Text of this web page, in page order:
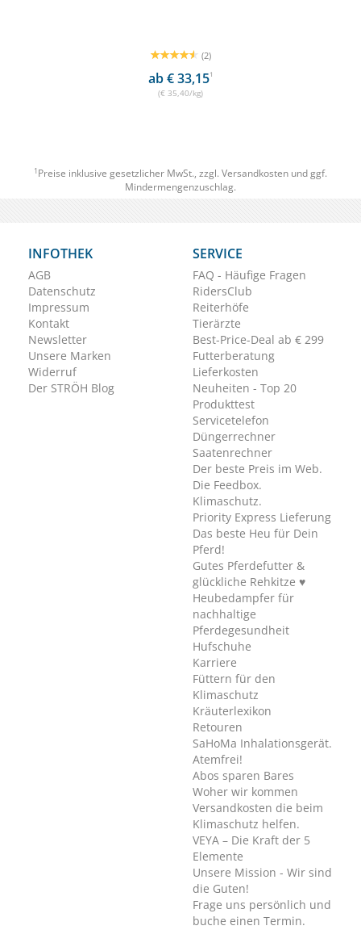
(2)
ab € 33,151
(€ 35,40/kg)
1 Preise inklusive gesetzlicher MwSt., zzgl. Versandkosten und ggf.
Mindermengenzuschlag.
INFOTHEK
AGB
Datenschutz
Impressum
Kontakt
Newsletter
Unsere Marken
Widerruf
Der STRÖH Blog
SERVICE
FAQ - Häufige Fragen
RidersClub
Reiterhöfe
Tierärzte
Best-Price-Deal ab € 299
Futterberatung
Lieferkosten
Neuheiten - Top 20
Produkttest
Servicetelefon
Düngerrechner
Saatenrechner
Der beste Preis im Web.
Die Feedbox.
Klimaschutz.
Priority Express Lieferung
Das beste Heu für Dein
Pferd!
Gutes Pferdefutter &
glückliche Rehkitze ♥
Heubedampfer für
nachhaltige
Pferdegesundheit
Hufschuhe
Karriere
Füttern für den
Klimaschutz
Kräuterlexikon
Retouren
SaHoMa Inhalationsgerät.
Atemfrei!
Abos sparen Bares
Woher wir kommen
Versandkosten die beim
Klimaschutz helfen.
VEYA – Die Kraft der 5
Elemente
Unsere Mission - Wir sind
die Guten!
Frage uns persönlich und
buche einen Termin.